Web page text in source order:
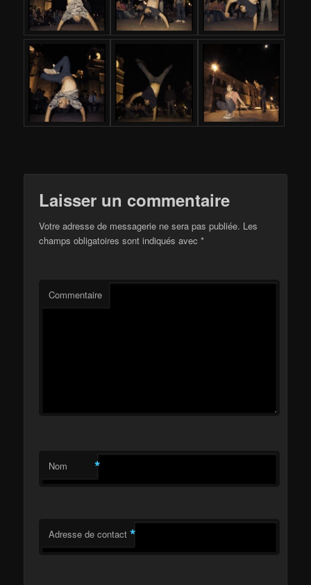
Laisser un commentaire
Votre adresse de messagerie ne sera pas publiée. Les
champs obligatoires sont indiqués avec*
Commentaire
Nom *
Adresse de contact *